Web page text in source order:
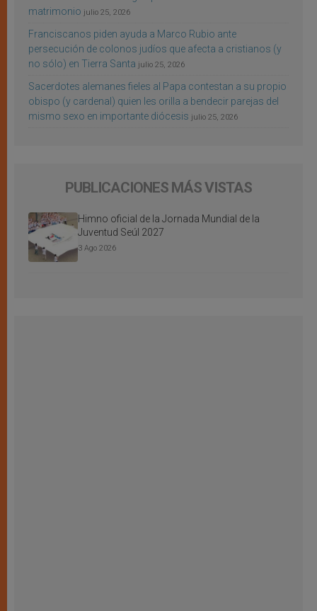
matrimonio julio 25, 2026
Franciscanos piden ayuda a Marco Rubio ante
persecución de colonos judíos que afecta a cristianos (y
no sólo) en Tierra Santa julio 25, 2026
Sacerdotes alemanes fieles al Papa contestan a su propio
obispo (y cardenal) quien les orilla a bendecir parejas del
mismo sexo en importante diócesis julio 25, 2026
PUBLICACIONES MÁS VISTAS
Himno oficial de la Jornada Mundial de la
Juventud Seúl 2027
3 Ago 2026